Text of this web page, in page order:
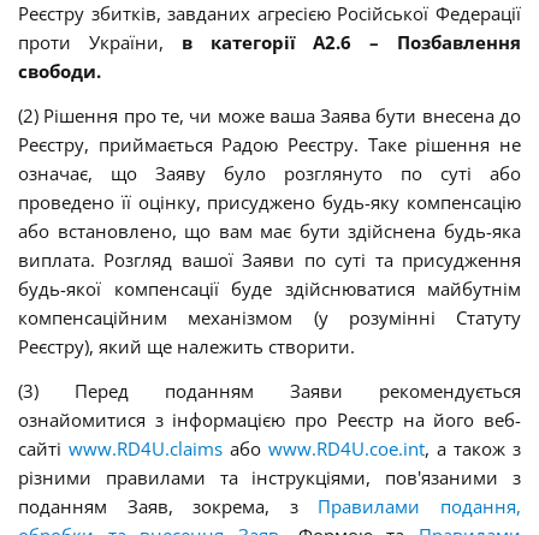
Реєстру збитків, завданих агресією Російської Федерації
проти України, в категорії А2.6 – Позбавлення
свободи.
(2) Рішення про те, чи може ваша Заява бути внесена до
Реєстру, приймається Радою Реєстру. Таке рішення не
означає, що Заяву було розглянуто по суті або
проведено її оцінку, присуджено будь-яку компенсацію
або встановлено, що вам має бути здійснена будь-яка
виплата. Розгляд вашої Заяви по суті та присудження
будь-якої компенсації буде здійснюватися майбутнім
компенсаційним механізмом (у розумінні Статуту
Реєстру), який ще належить створити.
(3) Перед поданням Заяви рекомендується
ознайомитися з інформацією про Реєстр на його веб-
сайті www.RD4U.claims або www.RD4U.coe.int, а також з
різними правилами та інструкціями, пов'язаними з
поданням Заяв, зокрема, з Правилами подання,